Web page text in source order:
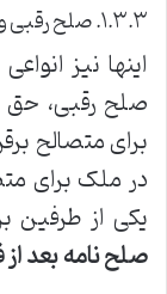
۱.۳.۳. صلح رقبی و صلح سکنی
اینها نیز
برای متصالح
در ملک برای
یکی از طرفین
صلح نامه بعد